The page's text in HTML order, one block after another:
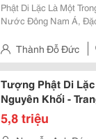
Phật Di Lặc Là Một
Nước Đông Nam Á,
Điều May Mắn Cho Gia
Thành Đỗ Đức
Mai, Hà Nội.
Tượng Phật Di
Nguyên Khối -
5,8 triệu